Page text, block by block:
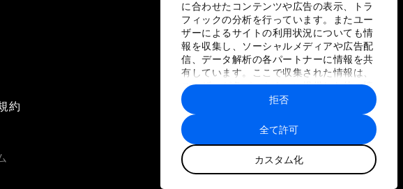
に合わせたコンテンツや広告の表示、トラ
フィックの分析を行っています。またユー
ザーによるサイトの利用状況についても情
報を収集し、ソーシャルメディアや広告配
信、データ解析の各パートナーに情報を共
有しています。ここで収集された情報は、
ユーザーが各パートナーに提供した他の情
報や各パートナーのサービスを使用した際
に収集された情報と組み合わされ、各パー
トナーによって使用されることがありま
す。
全て許可
カスタム化
拒否
約